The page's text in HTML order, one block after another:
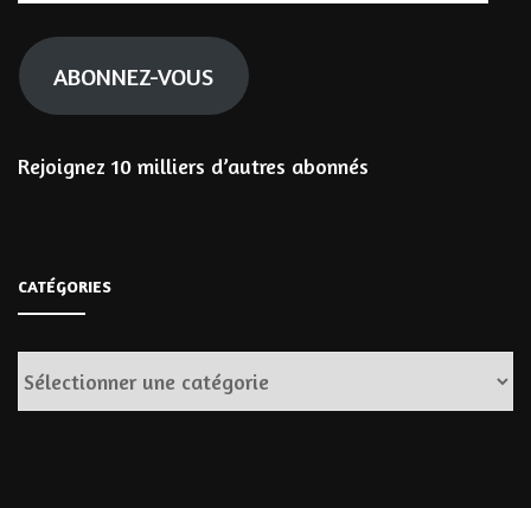
mail
ABONNEZ-VOUS
Rejoignez 10 milliers d’autres abonnés
CATÉGORIES
Catégories